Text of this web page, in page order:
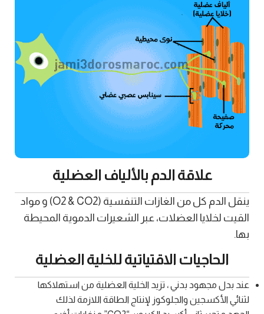
علاقة الدم بالألياف العضلية
ينقل الدم كل من الغازات التنفسية (O2 & CO2) و مواد
القيت لخلايا العضلات، عبر الشعيرات الدموية المحيطة
بها.
الحاجيات الاقتياتية للخلية العضلية
عند بدل مجهود بدني ، تزيد الخلية العضلية من استهلاكها
لثنائي الأكسجين والجلوكوز لإنتاج الطاقة اللازمة لذلك